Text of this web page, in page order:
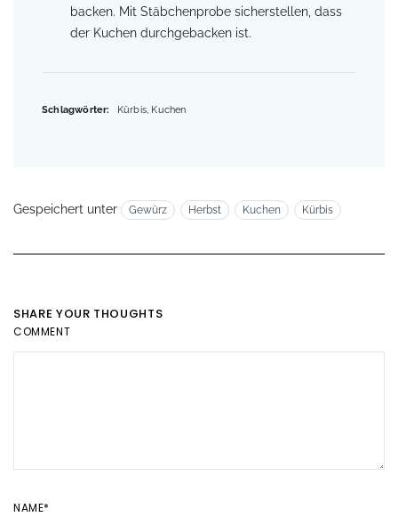
backen. Mit Stäbchenprobe sicherstellen, dass
der Kuchen durchgebacken ist.
Schlagwörter: Kürbis, Kuchen
Gespeichert unter Gewürz Herbst Kuchen Kürbis
SHARE YOUR THOUGHTS
COMMENT
NAME*